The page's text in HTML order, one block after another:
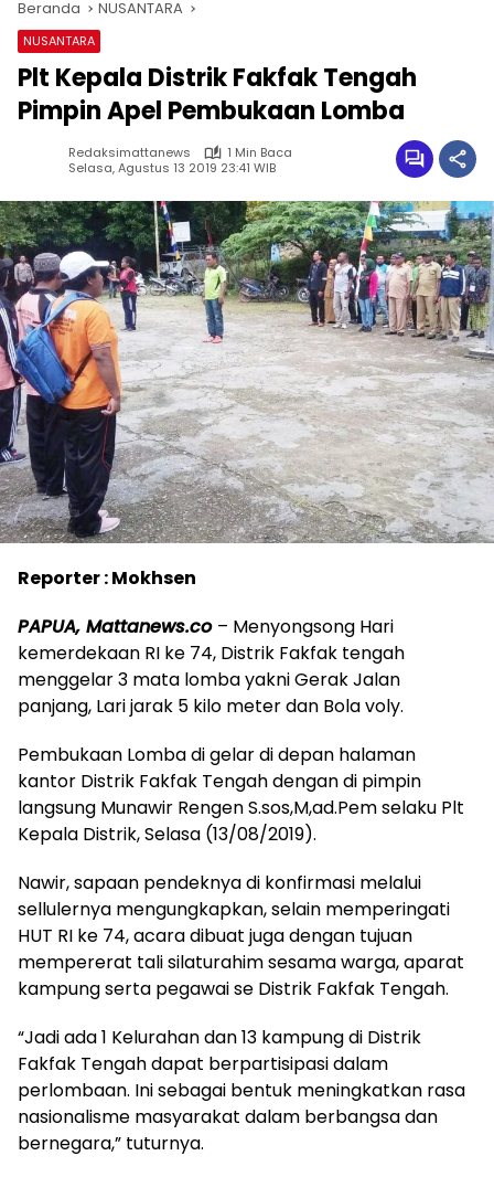
Beranda NUSANTARA
NUSANTARA
Plt Kepala Distrik Fakfak Tengah
Pimpin Apel Pembukaan Lomba
Redaksimattanews
1 Min Baca
Selasa, Agustus 13 2019 23:41 WIB
Reporter : Mokhsen
PAPUA, Mattanews.co – Menyongsong Hari
kemerdekaan RI ke 74, Distrik Fakfak tengah
menggelar 3 mata lomba yakni Gerak Jalan
panjang, Lari jarak 5 kilo meter dan Bola voly.
Pembukaan Lomba di gelar di depan halaman
kantor Distrik Fakfak Tengah dengan di pimpin
langsung Munawir Rengen S.sos,M,ad.Pem selaku Plt
Kepala Distrik, Selasa (13/08/2019).
Nawir, sapaan pendeknya di konfirmasi melalui
sellulernya mengungkapkan, selain memperingati
HUT RI ke 74, acara dibuat juga dengan tujuan
mempererat tali silaturahim sesama warga, aparat
kampung serta pegawai se Distrik Fakfak Tengah.
“Jadi ada 1 Kelurahan dan 13 kampung di Distrik
Fakfak Tengah dapat berpartisipasi dalam
perlombaan. Ini sebagai bentuk meningkatkan rasa
nasionalisme masyarakat dalam berbangsa dan
bernegara,” tuturnya.